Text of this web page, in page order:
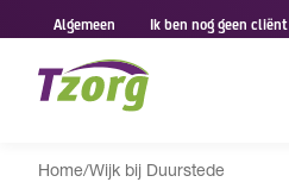
Algemeen Ik ben nog geen cliënt
Home/Wijk bij Duurstede